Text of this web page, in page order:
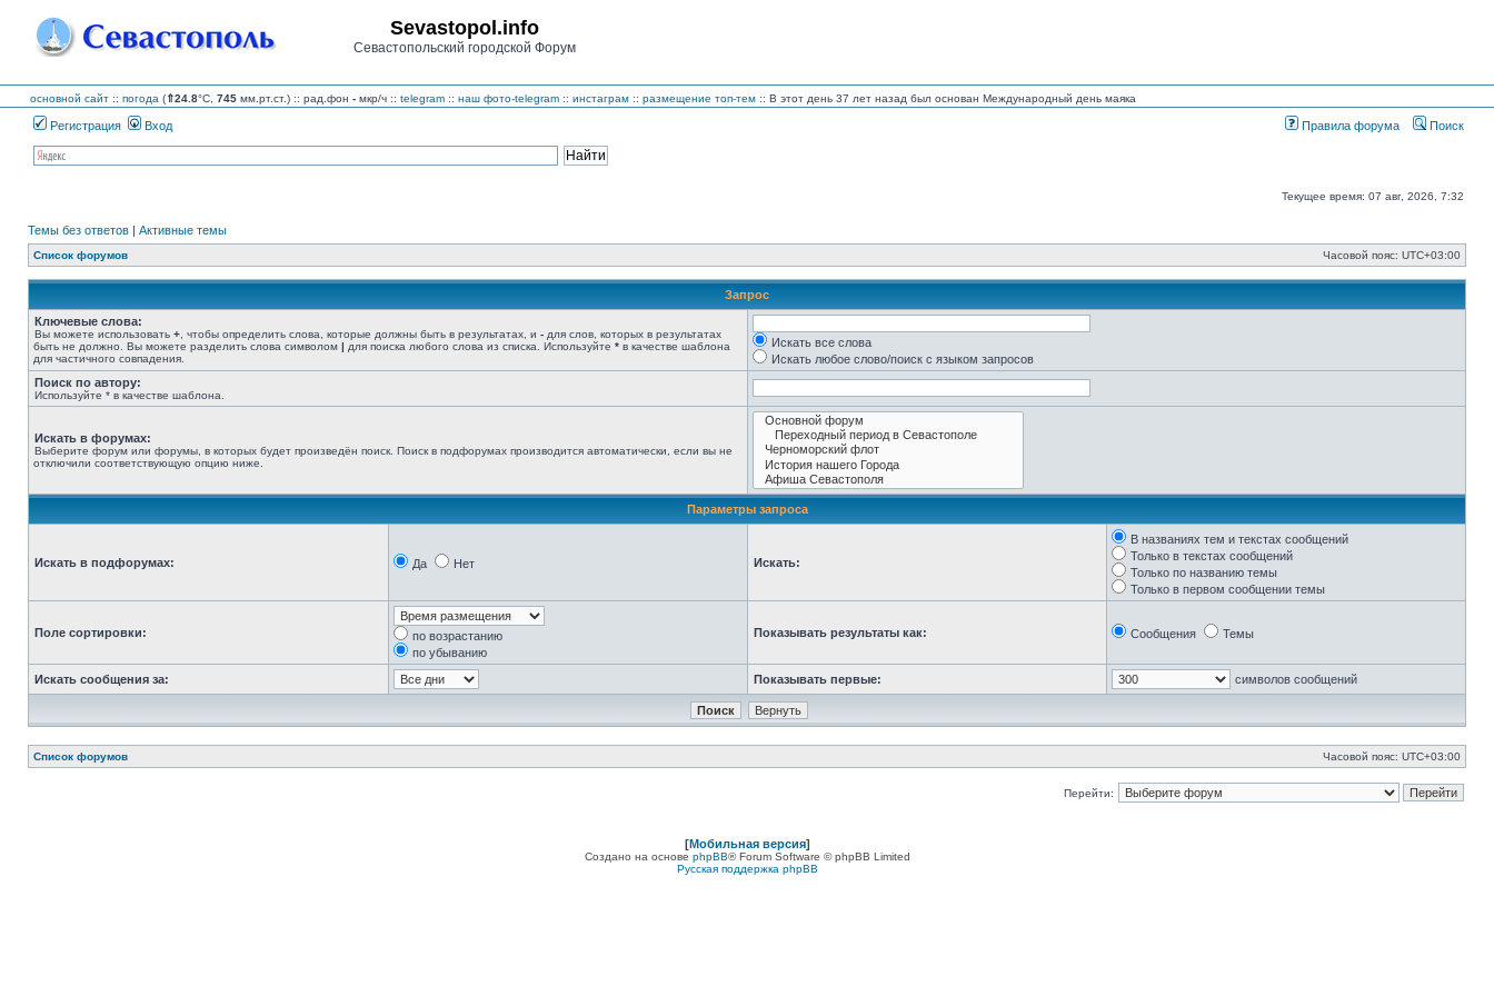
Sevastopol.info
Севастопольский городской Форум
основной сайт :: погода (⇑24.8°C, 745 мм.рт.ст.) :: рад.фон - мкр/ч :: telegram :: наш фото-telegram :: инстаграм :: размещение топ-тем :: В этот день 37 лет назад был основан Международный день маяка
Регистрация Вход Правила форума Поиск
Текущее время: 07 авг, 2026, 7:32
Темы без ответов | Активные темы
Список форумов Часовой пояс: UTC+03:00
Запрос
Ключевые слова:
Вы можете использовать + , чтобы определить слова, которые должны быть в результатах, и - для слов, которых в результатах
быть не должно. Вы можете разделить слова символом | для поиска любого слова из списка. Используйте * в качестве шаблона
для частичного совпадения.
Искать все слова
Искать любое слово/поиск с языком запросов
Поиск по автору:
Используйте * в качестве шаблона.
Искать в форумах:
Выберите форум или форумы, в которых будет произведён поиск. Поиск в подфорумах производится автоматически, если вы не
отключили соответствующую опцию ниже.
Параметры запроса
Искать в подфорумах: Да Нет Искать:
В названиях тем и текстах сообщений
Только в текстах сообщений
Только по названию темы
Только в первом сообщении темы
Поле сортировки:
по возрастанию
по убыванию
Показывать результаты как: Сообщения Темы
Искать сообщения за: Показывать первые: символов сообщений
Список форумов Часовой пояс: UTC+03:00
Перейти:
[Мобильная версия]
Создано на основе phpBB® Forum Software © phpBB Limited
Русская поддержка phpBB